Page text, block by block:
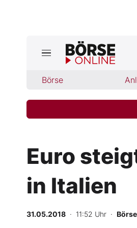
Börse
Jetzt aktuelle
Finanz-Check
Abo & Shop
BO-
Euro
in Italien
31.05.2018 · 11:52 Uhr ·